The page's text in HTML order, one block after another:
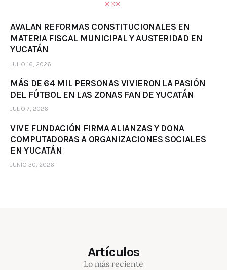
AVALAN REFORMAS CONSTITUCIONALES EN
MATERIA FISCAL MUNICIPAL Y AUSTERIDAD EN
YUCATÁN
JULIO 16, 2026
MÁS DE 64 MIL PERSONAS VIVIERON LA PASIÓN
DEL FÚTBOL EN LAS ZONAS FAN DE YUCATÁN
JULIO 7, 2026
VIVE FUNDACIÓN FIRMA ALIANZAS Y DONA
COMPUTADORAS A ORGANIZACIONES SOCIALES
EN YUCATÁN
JUNIO 30, 2026
Artículos
Lo más reciente